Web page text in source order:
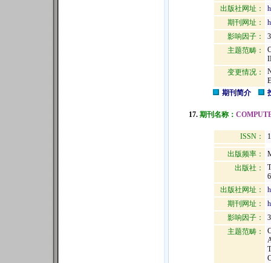
出版社网址：
期刊网址：
影响因子：
主题范畴：
变更情况：
期刊简介
17. 期刊名称：
ISSN：
出版频率：
出版社：
出版社网址：
期刊网址：
影响因子：
主题范畴：